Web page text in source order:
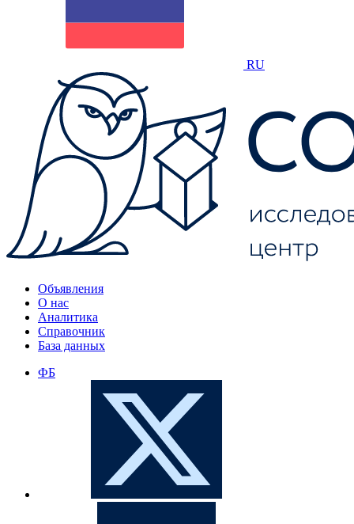
RU
Объявления
О нас
Аналитика
Справочник
База данных
ФБ